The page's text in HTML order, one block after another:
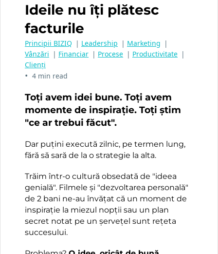
Ideile nu îți plătesc
facturile
Principii BIZIQ | Leadership | Marketing |
Vânzări | Financiar | Procese | Productivitate |
Clienți
• 4 min read
Toți avem idei bune. Toți avem
momente de inspirație. Toți știm
"ce ar trebui făcut".
Dar puțini execută zilnic, pe termen lung,
fără să sară de la o strategie la alta.
Trăim într-o cultură obsedată de "ideea
genială". Filmele și "dezvoltarea personală"
de 2 bani ne-au învățat că un moment de
inspirație la miezul nopții sau un plan
secret notat pe un șervețel sunt rețeta
succesului.